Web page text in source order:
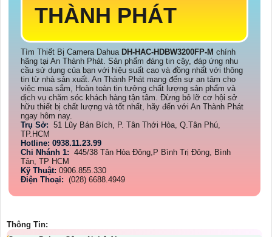
THÀNH PHÁT
Tìm Thiết Bị Camera Dahua DH-HAC-HDBW3200FP-M chính
hãng tại An Thành Phát. Sản phẩm đáng tin cậy, đáp ứng nhu
cầu sử dụng của bạn với hiệu suất cao và đồng nhất với thông
tin từ nhà sản xuất. An Thành Phát mang đến sự an tâm cho
việc mua sắm, Hoàn toàn tin tưởng chất lượng sản phẩm và
dịch vụ chăm sóc khách hàng tận tâm. Đừng bỏ lỡ cơ hội sở
hữu thiết bị chất lượng và tốt nhất, hãy đến với An Thành Phát
ngay hôm nay.
Trụ Sở: 51 Lũy Bán Bích, P. Tân Thới Hòa, Q.Tân Phú,
TP.HCM
Hotline: 0938.11.23.99
Chi Nhánh 1: 445/38 Tân Hòa Đông,P Bình Trị Đông, Bình
Tân, TP HCM
Kỹ Thuật: 0906.855.330
Điện Thoại: (028) 6688.4949
Thông Tin: